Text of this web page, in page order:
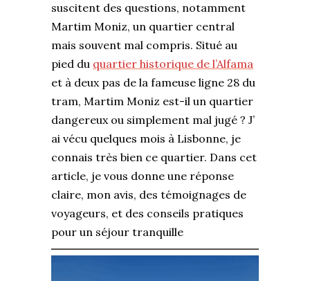
suscitent des questions, notamment
Martim Moniz, un quartier central
mais souvent mal compris. Situé au
pied du quartier historique de l’Alfama
et à deux pas de la fameuse ligne 28 du
tram, Martim Moniz est-il un quartier
dangereux ou simplement mal jugé ? J’
ai vécu quelques mois à Lisbonne, je
connais très bien ce quartier. Dans cet
article, je vous donne une réponse
claire, mon avis, des témoignages de
voyageurs, et des conseils pratiques
pour un séjour tranquille